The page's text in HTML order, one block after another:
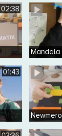
02:38
Mandala
01:43
Newmero